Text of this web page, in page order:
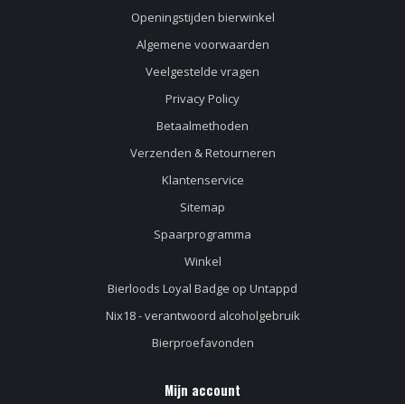
Openingstijden bierwinkel
Algemene voorwaarden
Veelgestelde vragen
Privacy Policy
Betaalmethoden
Verzenden & Retourneren
Klantenservice
Sitemap
Spaarprogramma
Winkel
Bierloods Loyal Badge op Untappd
Nix18 - verantwoord alcoholgebruik
Bierproefavonden
Mijn account